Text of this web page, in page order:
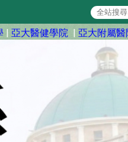
| 亞大醫健學院 | 亞大附屬醫